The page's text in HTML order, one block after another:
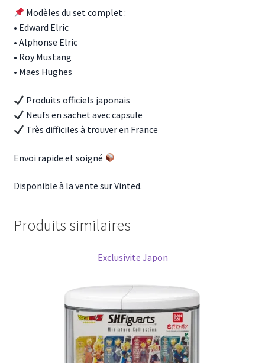
Modèles du set complet :
• Edward Elric
• Alphonse Elric
• Roy Mustang
• Maes Hughes
Produits officiels japonais
Neufs en sachet avec capsule
Très difficiles à trouver en France
Envoi rapide et soigné
Disponible à la vente sur Vinted.
Produits similaires
Exclusivite Japon